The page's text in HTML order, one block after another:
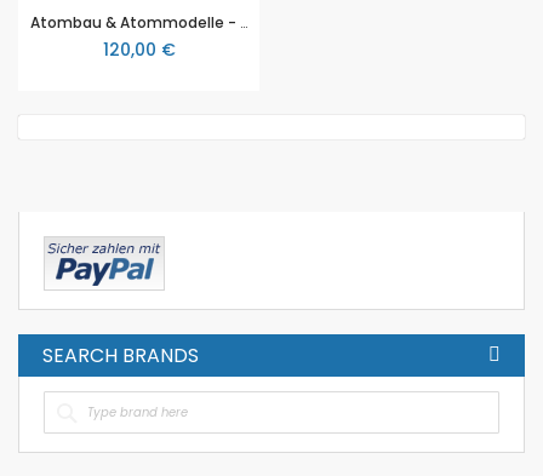
Atombau & Atommodelle - real3D Software, für den Chemieunterricht, Sekundarstufe I
120,00 €
SEARCH BRANDS